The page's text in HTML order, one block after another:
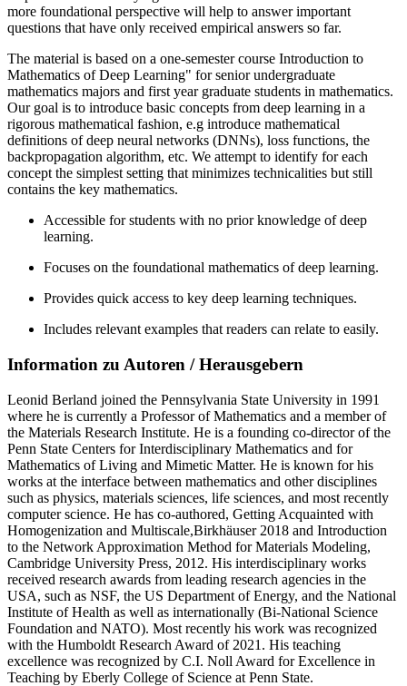
more foundational perspective will help to answer important
questions that have only received empirical answers so far.
The material is based on a one-semester course Introduction to
Mathematics of Deep Learning" for senior undergraduate
mathematics majors and first year graduate students in mathematics.
Our goal is to introduce basic concepts from deep learning in a
rigorous mathematical fashion, e.g introduce mathematical
definitions of deep neural networks (DNNs), loss functions, the
backpropagation algorithm, etc. We attempt to identify for each
concept the simplest setting that minimizes technicalities but still
contains the key mathematics.
Accessible for students with no prior knowledge of deep
learning.
Focuses on the foundational mathematics of deep learning.
Provides quick access to key deep learning techniques.
Includes relevant examples that readers can relate to easily.
Information zu Autoren / Herausgebern
Leonid Berland joined the Pennsylvania State University in 1991
where he is currently a Professor of Mathematics and a member of
the Materials Research Institute. He is a founding co-director of the
Penn State Centers for Interdisciplinary Mathematics and for
Mathematics of Living and Mimetic Matter. He is known for his
works at the interface between mathematics and other disciplines
such as physics, materials sciences, life sciences, and most recently
computer science. He has co-authored, Getting Acquainted with
Homogenization and Multiscale,Birkhäuser 2018 and Introduction
to the Network Approximation Method for Materials Modeling,
Cambridge University Press, 2012. His interdisciplinary works
received research awards from leading research agencies in the
USA, such as NSF, the US Department of Energy, and the National
Institute of Health as well as internationally (Bi-National Science
Foundation and NATO). Most recently his work was recognized
with the Humboldt Research Award of 2021. His teaching
excellence was recognized by C.I. Noll Award for Excellence in
Teaching by Eberly College of Science at Penn State.